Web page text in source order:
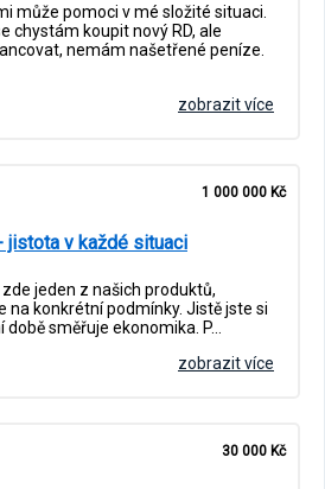
může pomoci v mé složité situaci.
chystám koupit nový RD, ale
nemám našetřené peníze.
zobrazit více
1 000 000 Kč
jistota v každé situaci
jeden z našich produktů,
na konkrétní podmínky. Jistě jste si
směřuje ekonomika. P…
zobrazit více
30 000 Kč